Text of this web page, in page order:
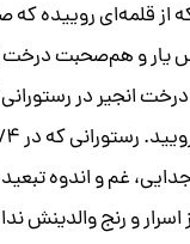
از قلمه‌ای روییده
و هم‌صحبت درخت
انجیر در
غم و اندوه
اسرار و رنج والدینش